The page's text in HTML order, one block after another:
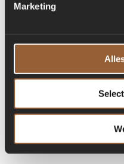
Marketing